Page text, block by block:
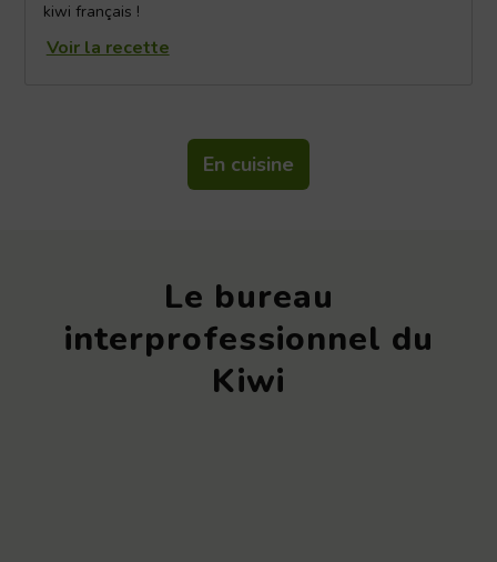
kiwi français !
Voir la recette
En cuisine
Le bureau
interprofessionnel du
Kiwi